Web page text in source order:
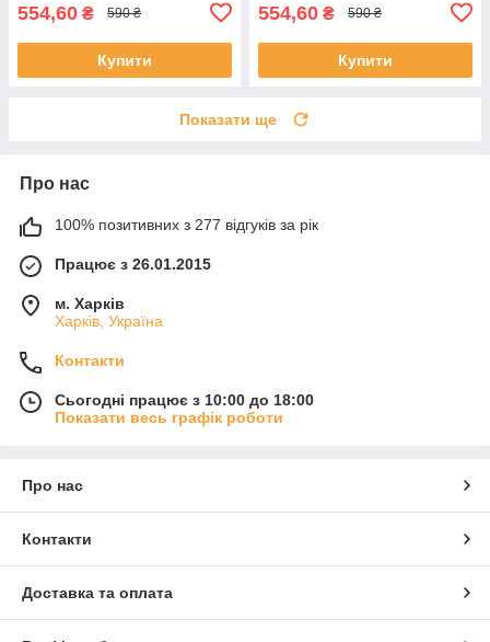
554,60 ₴ 590 ₴
Купити
554,60 ₴ 590 ₴
Купити
Показати ще
Про нас
100% позитивних з 277 відгуків за рік
Працює з 26.01.2015
м. Харків
Харків, Україна
Контакти
Сьогодні працює з 10:00 до 18:00
Показати весь графік роботи
Про нас
Контакти
Доставка та оплата